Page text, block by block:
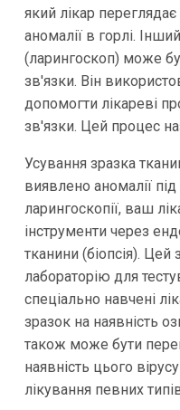
який лікар
аномалії в горлі.
(ларингоскоп) може
зв'язки. Він
допомогти лікареві
зв'язки. Цей процес
Усування зразка
виявлено аномалії
ларингоскопії, ваш
інструменти через
тканини (біопсія). Цей
лабораторію для
спеціально навчені
зразок на наявність
також може бути
наявність цього
лікування певних